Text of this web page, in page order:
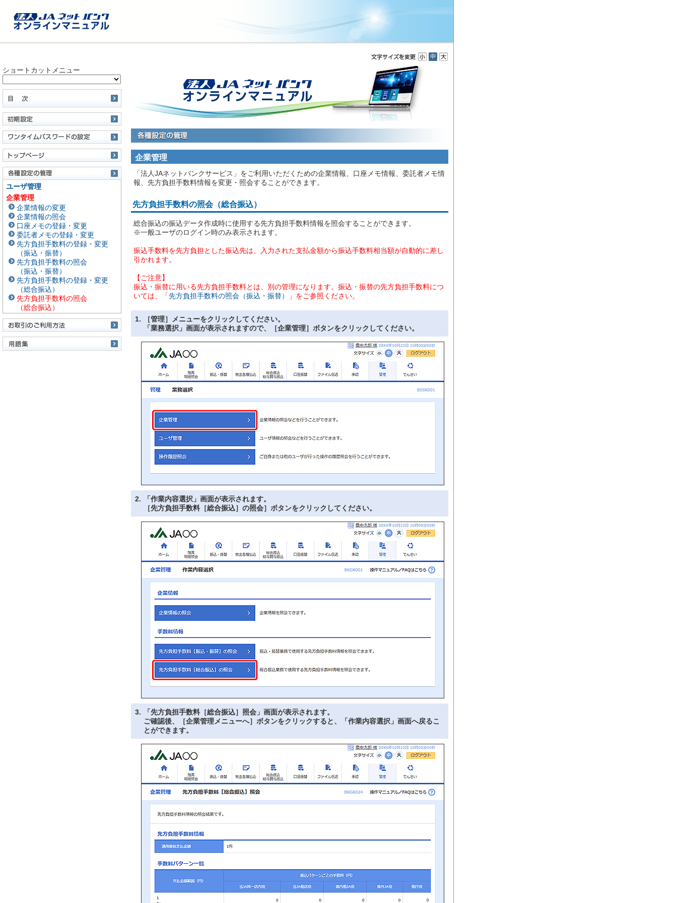
ショートカットメニュー
ユーザ管理
企業管理
企業情報の変更
企業情報の照会
口座メモの登録・変更
委託者メモの登録・変更
先方負担手数料の登録・変更
（振込・振替）
先方負担手数料の照会
（振込・振替）
先方負担手数料の登録・変更
（総合振込）
先方負担手数料の照会
（総合振込）
企業管理
「法人JAネットバンクサービス」をご利用いただくための企業情報、口座メモ情報、委託者メモ情
報、先方負担手数料情報を変更・照会することができます。
先方負担手数料の照会（総合振込）
総合振込の振込データ作成時に使用する先方負担手数料情報を照会することができます。
※一般ユーザのログイン時のみ表示されます。
振込手数料を先方負担とした振込先は、入力された支払金額から振込手数料相当額が自動的に差し
引かれます。
【ご注意】
振込・振替に用いる先方負担手数料とは、別の管理になります。振込・振替の先方負担手数料につ
いては、「先方負担手数料の照会（振込・振替） 」をご参照ください。
1.
［管理］メニューをクリックしてください。
「業務選択」画面が表示されますので、［企業管理］ボタンをクリックしてください。
2.
「作業内容選択」画面が表示されます。
［先方負担手数料［総合振込］の照会］ボタンをクリックしてください。
3.
「先方負担手数料［総合振込］照会」画面が表示されます。
ご確認後、［企業管理メニューへ］ボタンをクリックすると、「作業内容選択」画面へ戻るこ
とができます。